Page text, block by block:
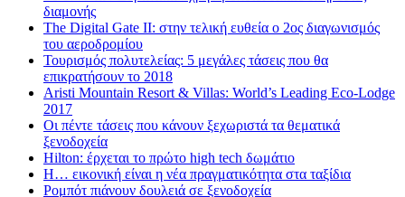
διαμονής
The Digital Gate II: στην τελική ευθεία ο 2ος διαγωνισμός
του αεροδρομίου
Τουρισμός πολυτελείας: 5 μεγάλες τάσεις που θα
επικρατήσουν το 2018
Aristi Mountain Resort & Villas: World’s Leading Eco-Lodge
2017
Οι πέντε τάσεις που κάνουν ξεχωριστά τα θεματικά
ξενοδοχεία
Hilton: έρχεται τo πρώτο high tech δωμάτιο
Η… εικονική είναι η νέα πραγματικότητα στα ταξίδια
Ρομπότ πιάνουν δουλειά σε ξενοδοχεία